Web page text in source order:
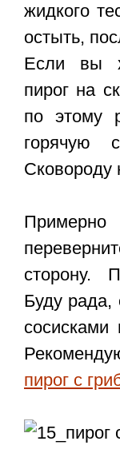
жидкого
остыть,
Если вы
пирог на
по этому
горячую
Сковороду
сторону.
Буду рада,
пирог с